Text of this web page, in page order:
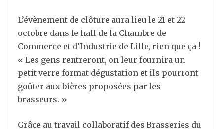
L’évènement de clôture aura lieu le 21 et 22
octobre dans le hall de la Chambre de
Commerce et d’Industrie de Lille, rien que ça !
« Les gens rentreront, on leur fournira un
petit verre format dégustation et ils pourront
goûter aux bières proposées par les
brasseurs. »
Grâce au travail collaboratif des Brasseries du